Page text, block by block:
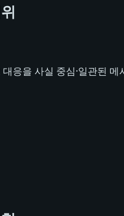
응을 사실 중심·일관된